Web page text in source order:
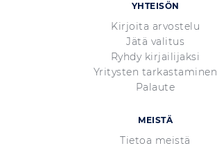
YHTEISÖN
Kirjoita arvostelu
Jätä valitus
Ryhdy kirjailijaksi
Yritysten tarkastaminen
Palaute
MEISTÄ
Tietoa meistä